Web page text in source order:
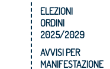
ELEZIONI
ORDINI
2025/2029
AVVISI PER
MANIFESTAZIONE